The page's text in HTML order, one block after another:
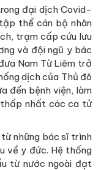
đại dịch Covid-
thể cán bộ nhân
trạm cấp cứu lưu
và đội ngũ y bác
Nam Từ Liêm trở
dịch của Thủ đô
đến bệnh viện, làm
thấp nhất các ca tử
những bác sĩ trình
về y đức. Hệ thống
từ nước ngoài đạt